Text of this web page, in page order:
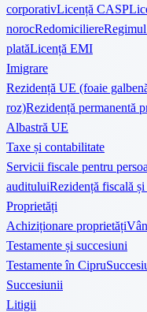
corporativLicență CASP
norocRedomiciliere
platăLicență EMI
Imigrare
Rezidență UE (foaie
roz)Rezidență permanentă
Albastră UE
Taxe și contabilitate
Servicii fiscale pentru
audituluiRezidență fiscală
Proprietăți
Achiziționare proprietăți
Testamente și succesiuni
Testamente în Cipru
Succesiunii
Litigii